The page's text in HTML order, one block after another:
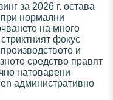
за 2026 г. остава
нормални
на много
фокус
и
средство правят
натоварени
административно